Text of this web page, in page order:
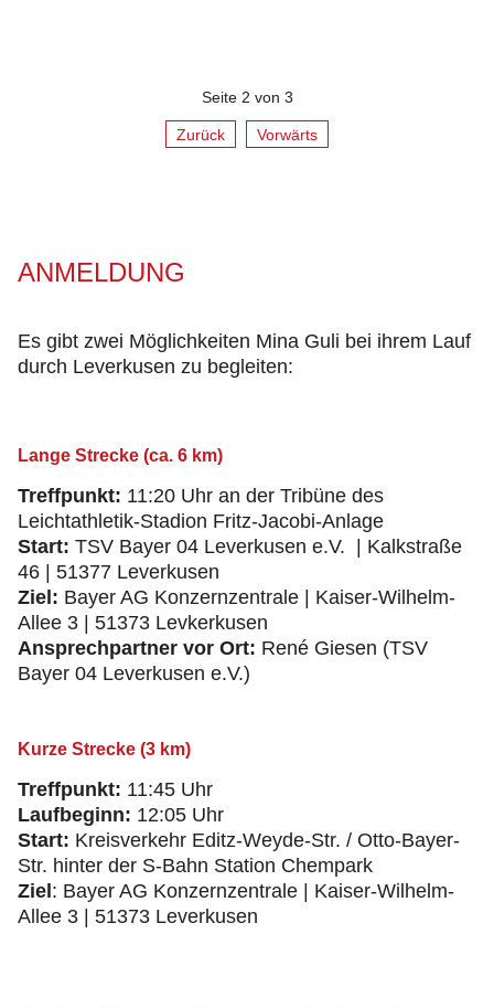
Seite 2 von 3
Zurück Vorwärts
ANMELDUNG
Es gibt zwei Möglichkeiten Mina Guli bei ihrem Lauf
durch Leverkusen zu begleiten:
Lange Strecke (ca. 6 km)
Treffpunkt: 11:20 Uhr an der Tribüne des
Leichtathletik-Stadion Fritz-Jacobi-Anlage
Start: TSV Bayer 04 Leverkusen e.V. | Kalkstraße
46 | 51377 Leverkusen
Ziel: Bayer AG Konzernzentrale | Kaiser-Wilhelm-
Allee 3 | 51373 Levkerkusen
Ansprechpartner vor Ort: René Giesen (TSV
Bayer 04 Leverkusen e.V.)
Kurze Strecke (3 km)
Treffpunkt: 11:45 Uhr
Laufbeginn: 12:05 Uhr
Start: Kreisverkehr Editz-Weyde-Str. / Otto-Bayer-
Str. hinter der S-Bahn Station Chempark
Ziel : Bayer AG Konzernzentrale | Kaiser-Wilhelm-
Allee 3 | 51373 Leverkusen